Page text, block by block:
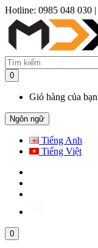
Hotline: 0985 048 030 |
0
Giỏ hàng của
Ngôn ngữ
Tiếng Anh
Tiếng Việt
0